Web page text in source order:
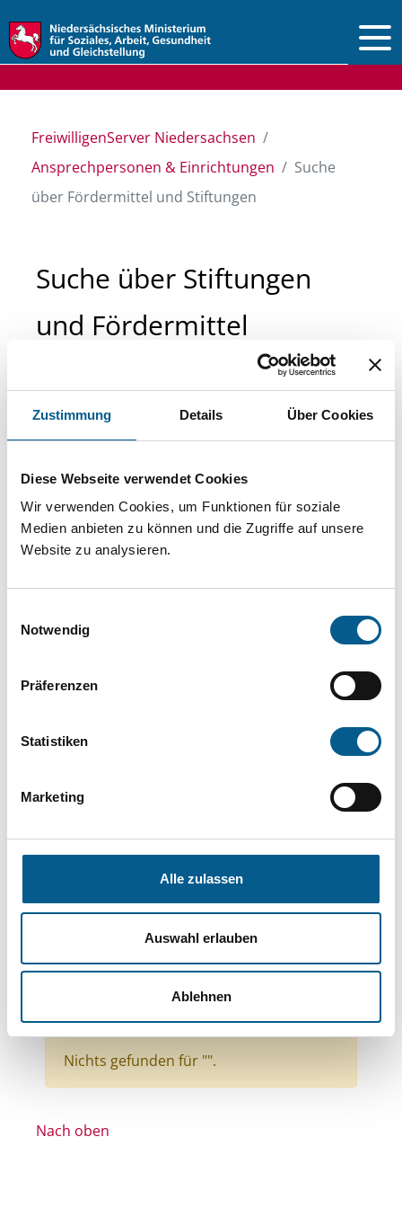
Zustimmung Details Über Cookies
Diese Webseite verwendet Cookies
Wir verwenden Cookies, um Funktionen für soziale
Medien anbieten zu können und die Zugriffe auf unsere
Website zu analysieren.
Notwendig
Präferenzen
Statistiken
Marketing
Alle zulassen
Auswahl erlauben
Ablehnen
FreiwilligenServer Niedersachsen
Ansprechpersonen & Einrichtungen
Suche
über Fördermittel und Stiftungen
Suche über Stiftungen
und Fördermittel
Sie suchen finanzielle Unterstützung für ein
Projekt oder ein Vorhaben? Hier können Sie
direkt über unsere Fördermitteldatenbank und
Stiftungsdatenbank recherchieren. Bei der
Suche bitte die Groß- und Kleinschreibung
beachten.
Bitte Suchbegriff eingeben. Ergebnisse
können durch die Wahl von Bereichen oder
Suchen
Themen: Kunst & Kultur
Themen: Politische Bildung & Demokratie
Themen: Wissenschaft und Forschung
Themen: Gesundheitswesen
Themen: Bürgerschaftliches Engagement
Themen: Wohltätige Zwecke
Alle Filter entfernen
Nichts gefunden für "".
Nach oben